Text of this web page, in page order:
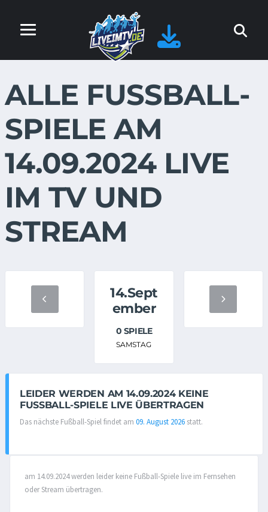
ALLE FUSSBALL-S
PIELE AM 1
4.09.2024 LIVE I
M TV UND S
TREAM
14.Sept
ember
0 SPIELE
SAMSTAG
LEIDER WERDEN AM 14.09.2024 KEINE
FUSSBALL-SPIELE LIVE ÜBERTRAGEN
Das nächste Fußball-Spiel findet am 09. August 2026 statt.
am 14.09.2024 werden leider keine Fußball-Spiele live im Fernsehen
oder Stream übertragen.